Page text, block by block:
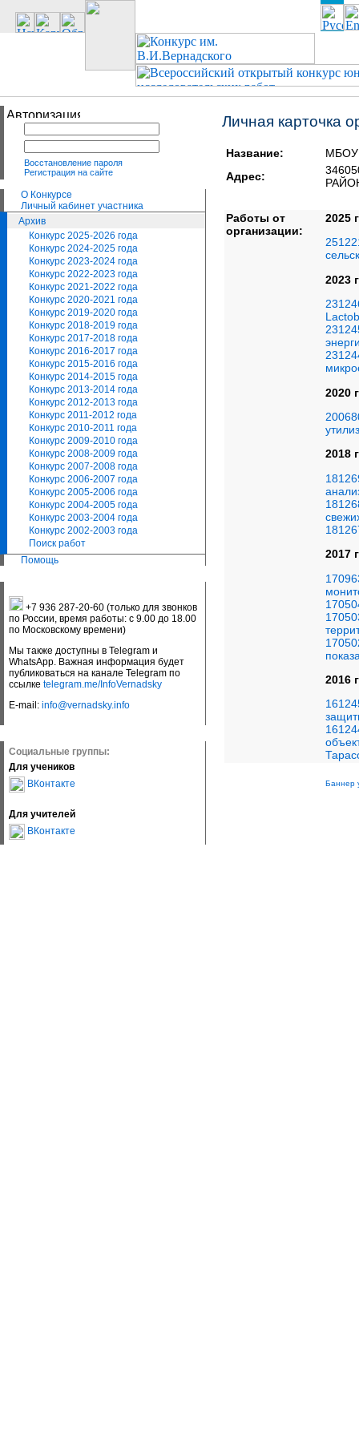
Восстановление пароля
Регистрация на сайте
О Конкурсе
Личный кабинет участника
Архив
Конкурс 2025-2026 года
Конкурс 2024-2025 года
Конкурс 2023-2024 года
Конкурс 2022-2023 года
Конкурс 2021-2022 года
Конкурс 2020-2021 года
Конкурс 2019-2020 года
Конкурс 2018-2019 года
Конкурс 2017-2018 года
Конкурс 2016-2017 года
Конкурс 2015-2016 года
Конкурс 2014-2015 года
Конкурс 2013-2014 года
Конкурс 2012-2013 года
Конкурс 2011-2012 года
Конкурс 2010-2011 года
Конкурс 2009-2010 года
Конкурс 2008-2009 года
Конкурс 2007-2008 года
Конкурс 2006-2007 года
Конкурс 2005-2006 года
Конкурс 2004-2005 года
Конкурс 2003-2004 года
Конкурс 2002-2003 года
Поиск работ
Помощь
+7 936 287-20-60 (только для звонков
по России, время работы: с 9.00 до 18.00
по Московскому времени)
Мы также доступны в Telegram и
WhatsApp. Важная информация будет
публиковаться на канале Telegram по
ссылке telegram.me/InfoVernadsky
E-mail: info@vernadsky.info
Социальные группы:
Для учеников
ВКонтакте
Для учителей
ВКонтакте
Личная карточка
Название:
МБОУ
Адрес:
Работы от
организации:
2025
2023
2020
2018
2017
2016
Баннер